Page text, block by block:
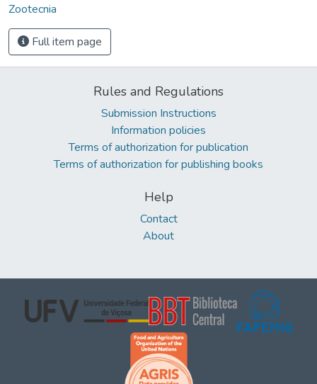
Zootecnia
Full item page
Rules and Regulations
Submission Instructions
Information policies
Terms of authorization for publication
Terms of authorization for publishing books
Help
Contact
About